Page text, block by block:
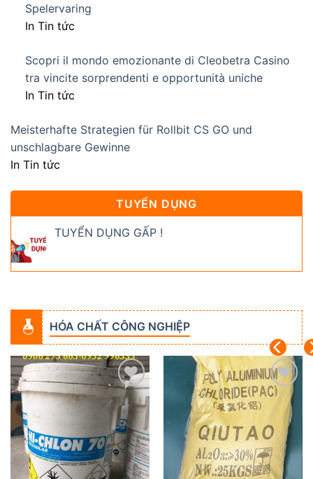
Spelervaring
In Tin tức
Scopri il mondo emozionante di Cleobetra Casino
tra vincite sorprendenti e opportunità uniche
In Tin tức
Meisterhafte Strategien für Rollbit CS GO und
unschlagbare Gewinne
In Tin tức
TUYỂN DỤNG
TUYỂN DỤNG GẤP !
HÓA CHẤT CÔNG NGHIỆP
Add to
wishlist
Add to
wishlist